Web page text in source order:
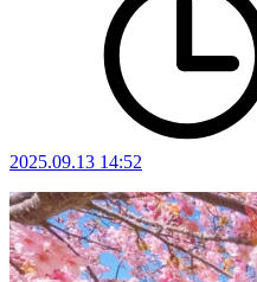
2025.09.13 14:52